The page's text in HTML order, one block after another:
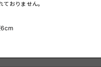
おりません。